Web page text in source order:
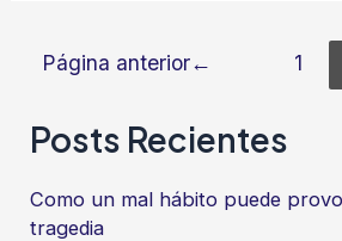
Decreto
Paginación
entradas
Página anterior 1
Posts Recientes
Como un mal hábito puede
tragedia